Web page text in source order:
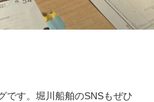
です。堀川船舶のSNSもぜひ